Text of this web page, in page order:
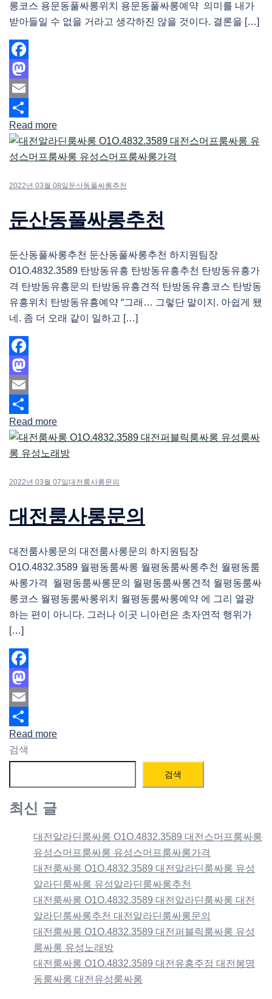
롱코스 용문동풀싸롱위치 용문동풀싸롱예약 의미를 내가
받아들일 수 없을 거라고 생각하진 않을 것이다. 결론을 […]
Facebook
Mastodon
Email
Share
Read more
2022년 03월 08일 둔산동풀싸롱추천
둔산동풀싸롱추천
둔산동풀싸롱추천 둔산동풀싸롱추천 하지원팀장
O1O.4832.3589 탄방동유흥 탄방동유흥추천 탄방동유흥가
격 탄방동유흥문의 탄방동유흥견적 탄방동유흥코스 탄방동
유흥위치 탄방동유흥예약 “그래… 그렇단 말이지. 아쉽게 됐
네. 좀 더 오래 같이 일하고 […]
Facebook
Mastodon
Email
Share
Read more
2022년 03월 07일 대전룸사롱문의
대전룸사롱문의
대전룸사롱문의 대전룸사롱문의 하지원팀장
O1O.4832.3589 월평동룸싸롱 월평동룸싸롱추천 월평동룸
싸롱가격 월평동룸싸롱문의 월평동룸싸롱견적 월평동룸싸
롱코스 월평동룸싸롱위치 월평동룸싸롱예약 에 그리 열광
하는 편이 아니다. 그러나 이곳 니아런은 초자연적 행위가
[…]
Facebook
Mastodon
Email
Share
Read more
검색
검색
최신 글
대전알라딘룸싸롱 O1O.4832.3589 대전스머프룸싸롱
유성스머프룸싸롱 유성스머프룸싸롱가격
대전룸싸롱 O1O.4832.3589 대전알라딘룸싸롱 유성
알라딘룸싸롱 유성알라딘룸싸롱추천
대전룸싸롱 O1O.4832.3589 대전알라딘룸싸롱 대전
알라딘룸싸롱추천 대전알라딘룸싸롱문의
대전룸싸롱 O1O.4832.3589 대전퍼블릭룸싸롱 유성
룸싸롱 유성노래방
대전룸싸롱 O1O.4832.3589 대전유흥주점 대전봉명
동룸싸롱 대전유성룸싸롱